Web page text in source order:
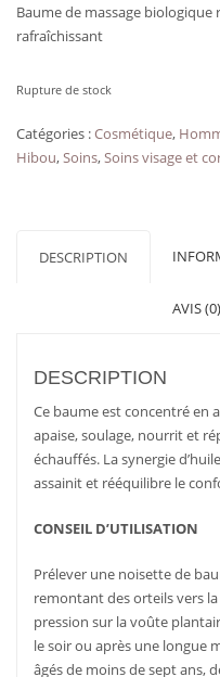
Baume de massage
rafraîchissant
Rupture de stock
Catégories :Cosmétique,
Hibou,Soins,Soins visage et
DESCRIPTION
AVIS (0)
DESCRIPTION
Ce baume est concentré en
apaise, soulage, nourrit et
échauffés. La synergie
assainit et rééquilibre le
CONSEIL D’UTILISATION
Prélever une noisette de
remontant des orteils vers
pression sur la voûte
le soir ou après une longue
âgés de moins de sept ans,